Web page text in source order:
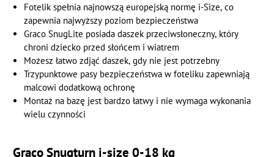
Fotelik spełnia najnowszą europejską normę i-Size, co
zapewnia najwyższy poziom bezpieczeństwa
Graco SnugLite posiada daszek przeciwsłoneczny, który
chroni dziecko przed słońcem i wiatrem
Możesz łatwo zdjąć daszek, gdy nie jest potrzebny
Trzypunktowe pasy bezpieczeństwa w foteliku zapewniają
malcowi dodatkową ochronę
Montaż na bazę jest bardzo łatwy i nie wymaga wykonania
wielu czynności
Graco Snugturn i-size 0-18 kg